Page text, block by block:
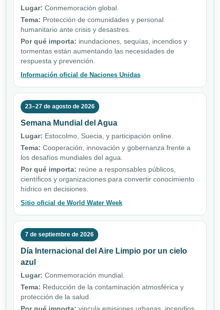
Lugar: Conmemoración global.
Tema: Protección de comunidades y personal
humanitario ante crisis y desastres.
Por qué importa: inundaciones, sequías, incendios y
tormentas están aumentando las necesidades de
respuesta y prevención.
Información oficial de Naciones Unidas
23–27 de agosto de 2026
Semana Mundial del Agua
Lugar: Estocolmo, Suecia, y participación online.
Tema: Cooperación, innovación y gobernanza frente a
los desafíos mundiales del agua.
Por qué importa: reúne a responsables públicos,
científicos y organizaciones para convertir conocimiento
hídrico en decisiones.
Sitio oficial de World Water Week
7 de septiembre de 2026
Día Internacional del Aire Limpio por un cielo
azul
Lugar: Conmemoración mundial.
Tema: Reducción de la contaminación atmosférica y
protección de la salud.